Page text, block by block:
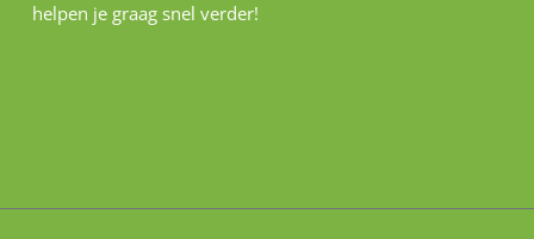
helpen je graag snel verder!